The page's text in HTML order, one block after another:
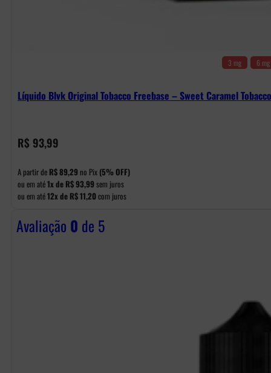
3 mg 6 mg
Líquido Blvk Original Tobacco Freebase – Sweet Caramel Tobacco
R$ 93,99
A partir de R$89,29 no Pix (5% OFF)
ou em até1x de R$93,99 sem juros
ou em até12x de R$11,20com juros
Avaliação 0 de 5